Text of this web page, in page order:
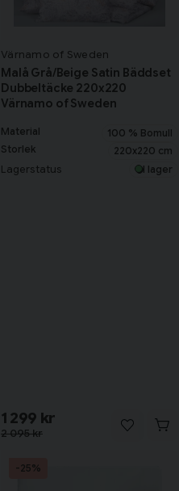
Värnamo of Sweden
Malå Grå/Beige Satin Bäddset
Dubbeltäcke 220x220
Värnamo of Sweden
Material
100 % Bomull
Storlek
220x220 cm
Lagerstatus I lager
2 095 kr
1 299 kr
-25%